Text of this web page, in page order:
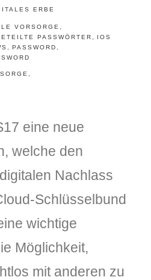
ERBE
VORSORGE
PASSWÖRTER
IOS
PASSWORD
eine neue
welche den
Nachlass
Schlüsselbund
wichtige
Möglichkeit,
mit anderen zu